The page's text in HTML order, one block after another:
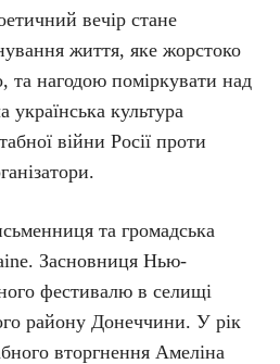
вечір стане
життя, яке жорстоко
та нагодою поміркувати над
українська культура
війни Росії проти
та громадська
Засновниця Нью-
фестивалю в селищі
району Донеччини. У рік
вторгнення Амеліна